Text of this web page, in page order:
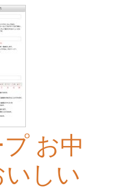
お中
いしい